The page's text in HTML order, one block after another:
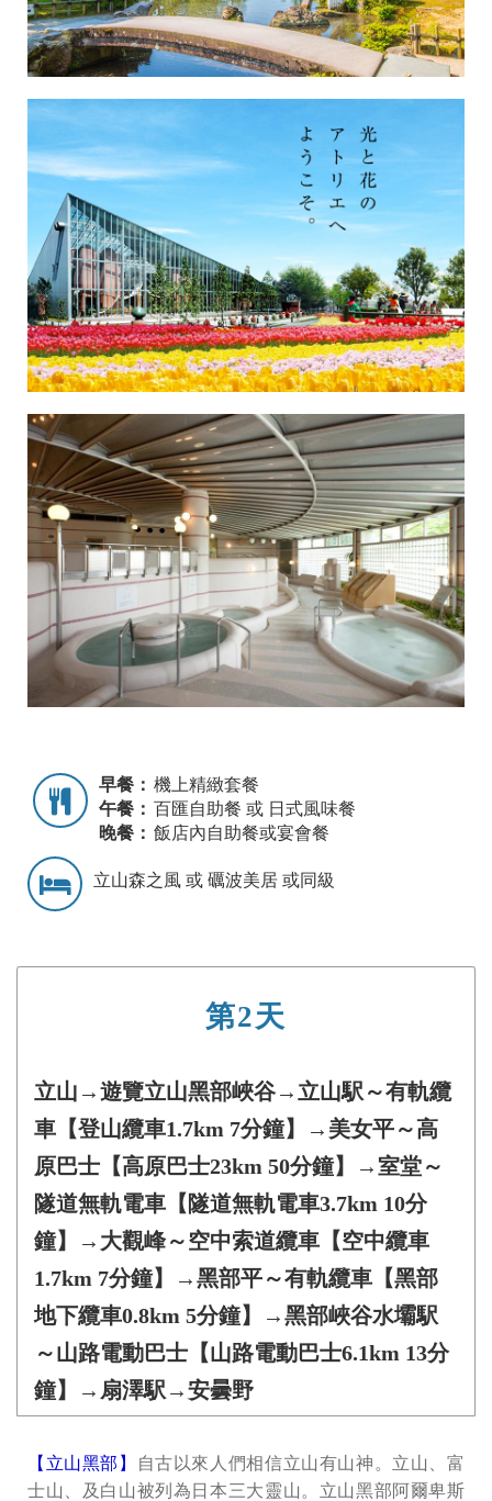
早餐： 機上精緻套餐
午餐： 百匯自助餐 或 日式風味餐
晚餐： 飯店內自助餐或宴會餐
立山森之風 或 礪波美居 或同級
第2天
立山→遊覽立山黑部峽谷→立山駅～有軌纜
車【登山纜車1.7km 7分鐘】→美女平～高
原巴士【高原巴士23km 50分鐘】→室堂～
隧道無軌電車【隧道無軌電車3.7km 10分
鐘】→大觀峰～空中索道纜車【空中纜車
1.7km 7分鐘】→黑部平～有軌纜車【黑部
地下纜車0.8km 5分鐘】→黑部峽谷水壩駅
～山路電動巴士【山路電動巴士6.1km 13分
鐘】→扇澤駅→安曇野
【立山黑部】
自古以來人們相信立山有山神。立山、富
士山、及白山被列為日本三大靈山。立山黑部阿爾卑斯